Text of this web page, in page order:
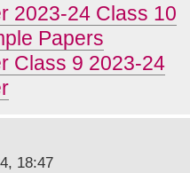
2023-24 Class 10
Papers
Class 9 2023-24
18:47